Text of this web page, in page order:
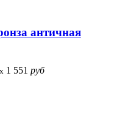
античная
x 1 551 руб